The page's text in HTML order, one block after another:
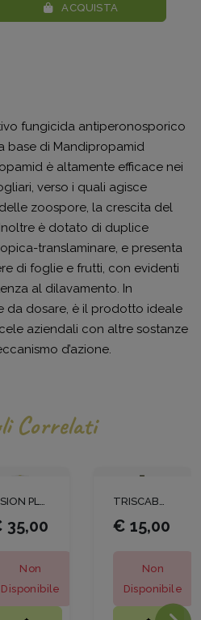
ACQUISTA
fungicida antiperonosporico
base di Mandipropamid
è altamente efficace nei
verso i quali agisce
zoospore, la crescita del
è dotato di duplice
translaminare, e presenta
di foglie e frutti, con evidenti
al dilavamento. In
da dosare, è il prodotto ideale
aziendali con altre sostanze
d’azione.
Correlati
VISION PLUS LT1
35,00
Non
Disponibile
TRISCABOL DG KG1
€ 15,00
Non
Disponibile